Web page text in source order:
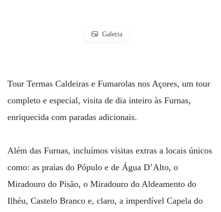
Galeria
Tour Termas Caldeiras e Fumarolas nos Açores, um tour
completo e especial, visita de dia inteiro às Furnas,
enriquecida com paradas adicionais.
Além das Furnas, incluímos visitas extras a locais únicos
como: as praias do Pópulo e de Água D’Alto, o
Miradouro do Pisão, o Miradouro do Aldeamento do
Ilhéu, Castelo Branco e, claro, a imperdível Capela do